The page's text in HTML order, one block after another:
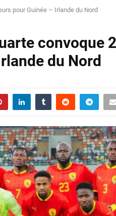
pour Guinée – Irlande du Nord
convoque
du Nord